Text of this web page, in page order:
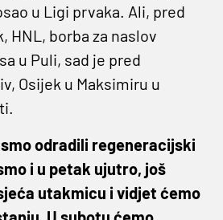
u Ligi prvaka. Ali, pred
HNL, borba za naslov
u Puli, sad je pred
Osijek u Maksimiru u
odradili regeneracijski
i u petak ujutro, još
utakmicu i vidjet ćemo